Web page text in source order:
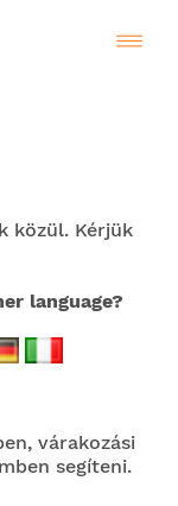
közül. Kérjük
language?
várakozási
segíteni.